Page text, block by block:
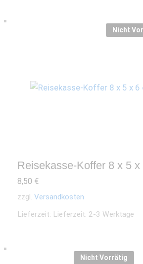
Nicht
Reisekasse-Koffer 8 x 5 x
8,50 €
zzgl. Versandkosten
Lieferzeit: Lieferzeit: 2-3 Werktage
Nicht Vorrätig